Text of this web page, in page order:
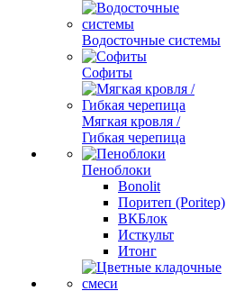
Водосточные системы
Софиты
Мягкая кровля /
Гибкая черепица
Пеноблоки
Bonolit
Поритеп (Poritep)
ВКБлок
Исткульт
Итонг